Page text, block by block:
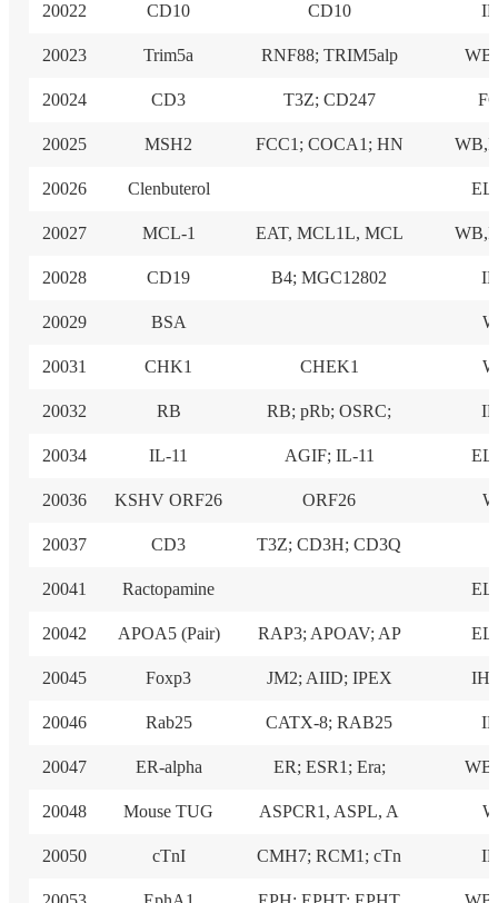
20022 CD10 CD10
20023 Trim5a RNF88; TRIM5alp
20024 CD3 T3Z; CD247
20025 MSH2 FCC1; COCA1; HN
20026 Clenbuterol
20027 MCL-1 EAT, MCL1L, MCL
20028 CD19 B4; MGC12802
20029 BSA
20031 CHK1 CHEK1
20032 RB RB; pRb; OSRC;
20034 IL-11 AGIF; IL-11
20036 KSHV ORF26 ORF26
20037 CD3 T3Z; CD3H; CD3Q
20041 Ractopamine
20042 APOA5 (Pair) RAP3; APOAV; AP
20045 Foxp3 JM2; AIID; IPEX
20046 Rab25 CATX-8; RAB25
20047 ER-alpha ER; ESR1; Era;
20048 Mouse TUG ASPCR1, ASPL, A
20050 cTnI CMH7; RCM1; cTn